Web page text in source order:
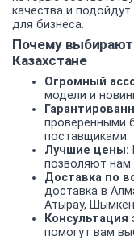
качества и подойдут
для бизнеса.
Почему
Казахстане
Огромный
модели и
проверенными
поставщиками.
Лучшие цены:
позволяют нам
Доставка по
доставка в
Атырау,
Консультация
помогут вам